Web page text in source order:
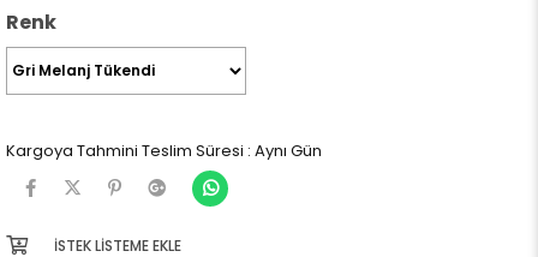
Renk
Kargoya Tahmini Teslim Süresi : Aynı Gün
İSTEK LISTEME EKLE